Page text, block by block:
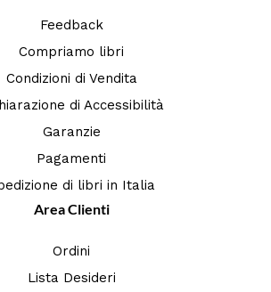
Feedback
Compriamo libri
Condizioni di Vendita
di Accessibilità
Garanzie
Pagamenti
di libri in Italia
Area Clienti
Ordini
Lista Desideri